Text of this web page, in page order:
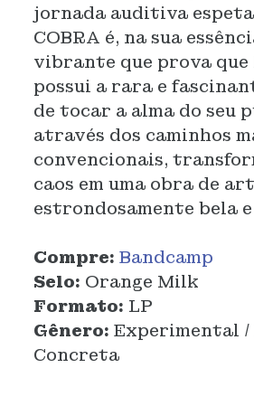
jornada auditiva
COBRA é, na sua
vibrante que prova que
possui a rara e
de tocar a alma do seu
através dos caminhos
convencionais,
caos em uma obra de
estrondosamente bela
Compre: Bandcamp
Selo: Orange Milk
Formato: LP
Gênero: Experimental /
Concreta